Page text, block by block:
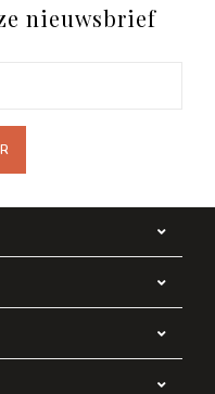
nieuwsbrief